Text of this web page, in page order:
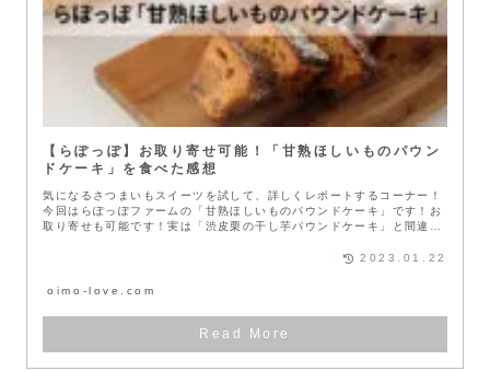
【らぽっぽ】お取り寄せ可能！「甘熟ほしいものパウン
ドケーキ」を食べた感想
気になるさつまいもスイーツを試して、詳しくレポートするコーナー！
今回はらぽっぽファームの「甘熟ほしいものパウンドケーキ」です！お
取り寄せも可能です！実は「渋皮栗の干し芋パウンドケーキ」と間違っ
oimo-love.com
2023.01.22